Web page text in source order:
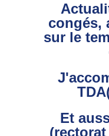
congés,
sur le
Et